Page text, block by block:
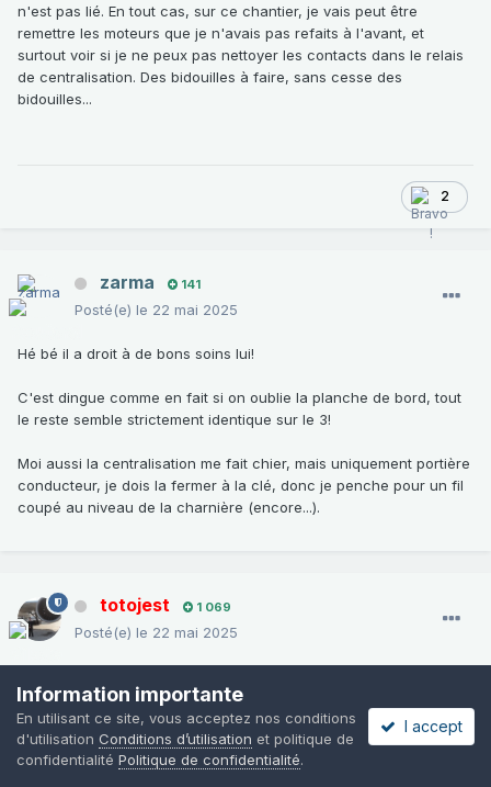
n'est pas lié. En tout cas, sur ce chantier, je vais peut être
remettre les moteurs que je n'avais pas refaits à l'avant, et
surtout voir si je ne peux pas nettoyer les contacts dans le relais
de centralisation. Des bidouilles à faire, sans cesse des
bidouilles...
2
zarma 141
Posté(e) le 22 mai 2025
Hé bé il a droit à de bons soins lui!
C'est dingue comme en fait si on oublie la planche de bord, tout
le reste semble strictement identique sur le 3!
Moi aussi la centralisation me fait chier, mais uniquement portière
conducteur, je dois la fermer à la clé, donc je penche pour un fil
coupé au niveau de la charnière (encore...).
totojest 1 069
Posté(e) le 22 mai 2025
Il y a 4 heures, zarma a dit :
Hé bé il a droit à de bons soins lui!
Information importante
En utilisant ce site, vous acceptez nos conditions
d'utilisation Conditions d’utilisation et politique de
confidentialité Politique de confidentialité.
I accept